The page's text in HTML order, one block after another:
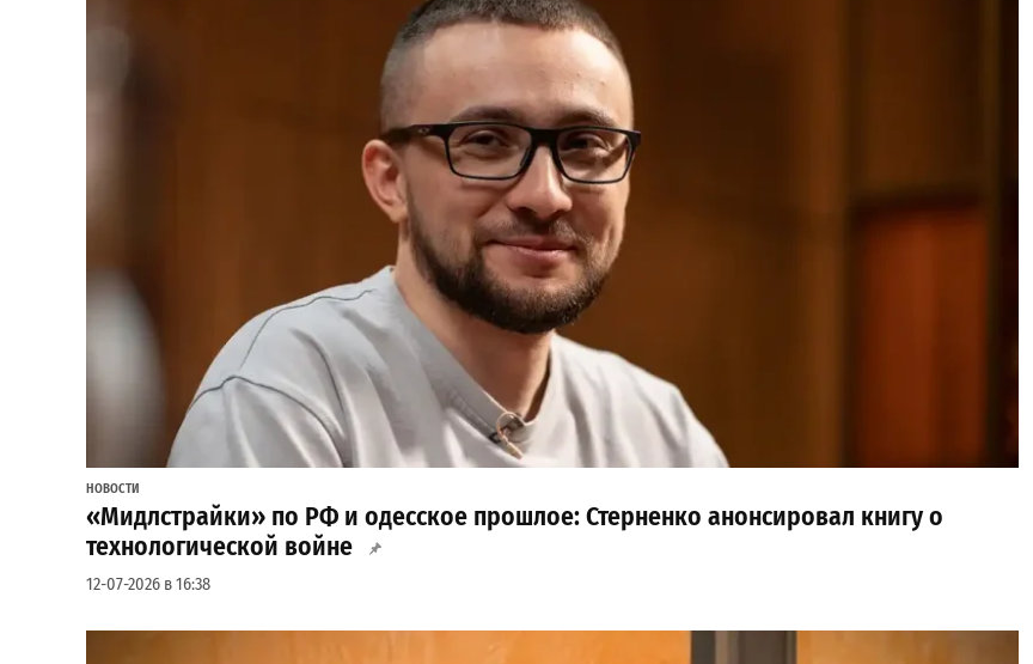
НОВОСТИ
«Мидлстрайки» по РФ и одесское прошлое: Стерненко анонсировал книгу о
технологической войне
12-07-2026 в 16:38